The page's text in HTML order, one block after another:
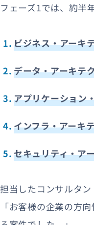
フェーズ1では、約半
ビジネス・アーキ
データ・アーキテ
アプリケーション
インフラ・アーキ
セキュリティ・ア
担当したコンサルタン
「お客様の企業の方